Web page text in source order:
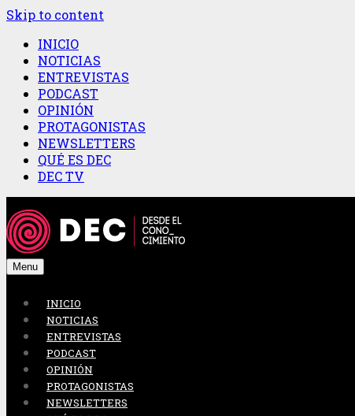
Skip to content
INICIO
NOTICIAS
ENTREVISTAS
PODCAST
OPINIÓN
PROTAGONISTAS
NEWSLETTERS
QUÉ ES DEC
DEC TV
Menu
INICIO
NOTICIAS
ENTREVISTAS
PODCAST
OPINIÓN
PROTAGONISTAS
NEWSLETTERS